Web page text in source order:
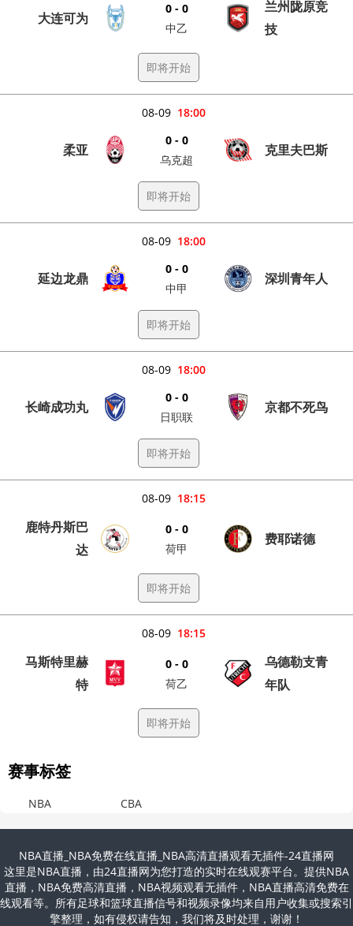
大连可为
0 - 0
中乙
兰州陇原竞
技
即将开始
18:00
08-09
柔亚
0 - 0
乌克超
克里夫巴斯
即将开始
18:00
08-09
延边龙鼎
0 - 0
中甲
深圳青年人
即将开始
18:00
08-09
长崎成功丸
0 - 0
日职联
京都不死鸟
即将开始
18:15
08-09
鹿特丹斯巴
达
0 - 0
荷甲
费耶诺德
即将开始
18:15
08-09
马斯特里赫
特
0 - 0
荷乙
乌德勒支青
年队
即将开始
赛事标签
NBA CBA
NBA直播_NBA免费在线直播_NBA高清直播观看无插件-24直播网
这里是NBA直播，由24直播网为您打造的实时在线观赛平台。提供NBA
直播，NBA免费高清直播，NBA视频观看无插件，NBA直播高清免费在
线观看等。所有足球和篮球直播信号和视频录像均来自用户收集或搜索引
擎整理，如有侵权请告知，我们将及时处理，谢谢！